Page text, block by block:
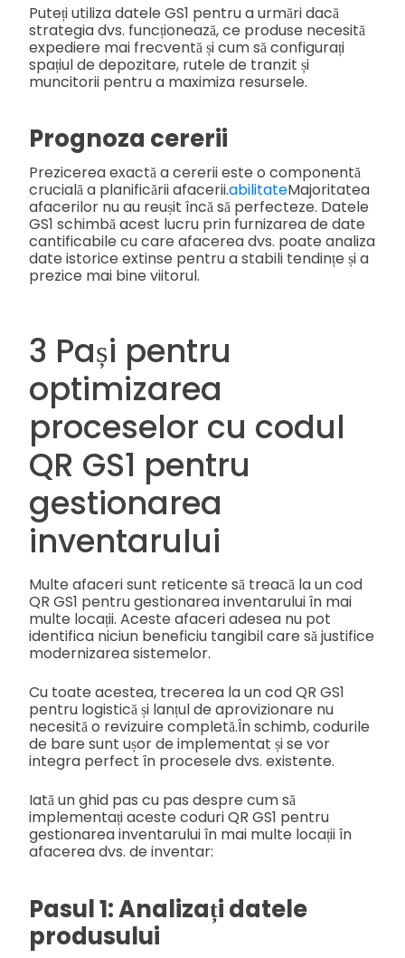
Puteți utiliza datele GS1 pentru a urmări dacă
strategia dvs. funcționează, ce produse necesită
expediere mai frecventă și cum să configurați
spațiul de depozitare, rutele de tranzit și
muncitorii pentru a maximiza resursele.
Prognoza cererii
Prezicerea exactă a cererii este o componentă
crucială a planificării afacerii.abilitateMajoritatea
afacerilor nu au reușit încă să perfecteze. Datele
GS1 schimbă acest lucru prin furnizarea de date
cantificabile cu care afacerea dvs. poate analiza
date istorice extinse pentru a stabili tendințe și a
prezice mai bine viitorul.
3 Pași pentru
optimizarea
proceselor cu codul
QR GS1 pentru
gestionarea
inventarului
Multe afaceri sunt reticente să treacă la un cod
QR GS1 pentru gestionarea inventarului în mai
multe locații. Aceste afaceri adesea nu pot
identifica niciun beneficiu tangibil care să justifice
modernizarea sistemelor.
Cu toate acestea, trecerea la un cod QR GS1
pentru logistică și lanțul de aprovizionare nu
necesită o revizuire completă.În schimb, codurile
de bare sunt ușor de implementat și se vor
integra perfect în procesele dvs. existente.
Iată un ghid pas cu pas despre cum să
implementați aceste coduri QR GS1 pentru
gestionarea inventarului în mai multe locații în
afacerea dvs. de inventar:
Pasul 1: Analizați datele
produsului